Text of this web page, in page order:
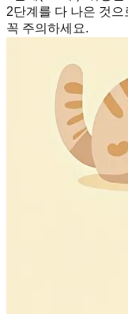
2단계를 다 나은 것으
꼭 주의하세요.